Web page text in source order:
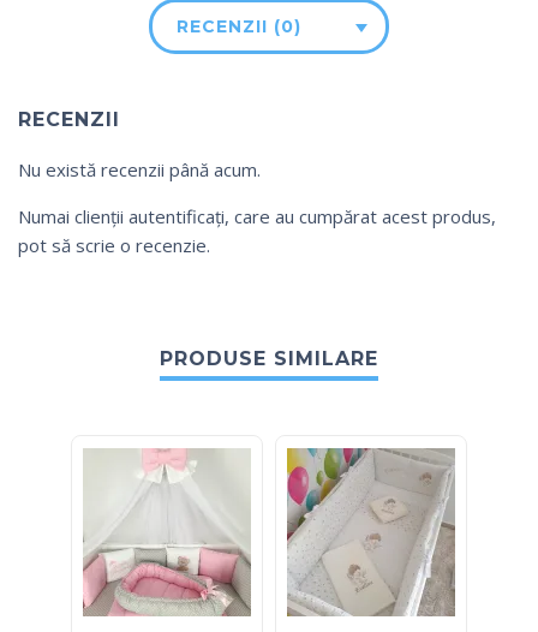
RECENZII (0)
RECENZII
Nu există recenzii până acum.
Numai clienții autentificați, care au cumpărat acest produs,
pot să scrie o recenzie.
PRODUSE SIMILARE